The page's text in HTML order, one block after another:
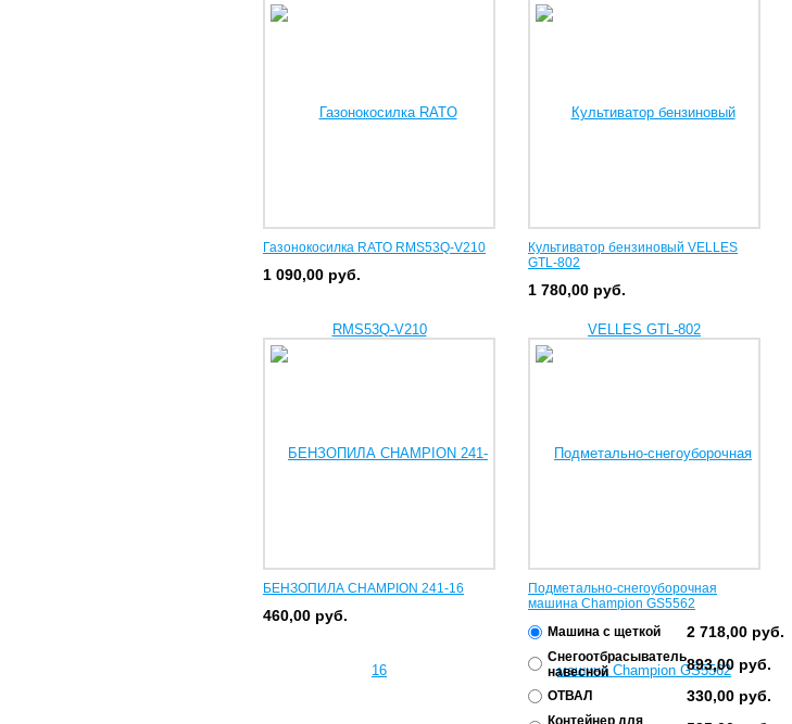
Газонокосилка RATO RMS53Q-V210
1 090,00 руб.
Культиватор бензиновый VELLES
GTL-802
1 780,00 руб.
БЕНЗОПИЛА CHAMPION 241-16
460,00 руб.
Подметально-снегоуборочная
машина Champion GS5562
Машина с щеткой
2 718,00 руб.
Снегоотбрасыватель
навесной
893,00 руб.
ОТВАЛ 330,00 руб.
Контейнер для